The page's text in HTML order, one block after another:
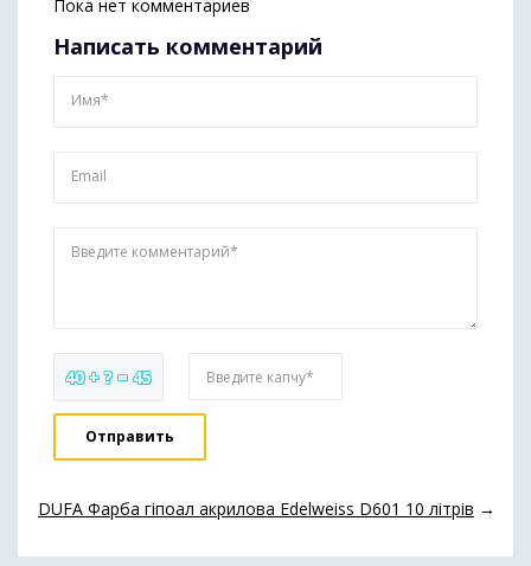
Пока нет комментариев
Написать комментарий
Имя*
Email
Введите комментарий*
40 + ? = 45 Введите капчу*
DUFA Фарба гіпоал акрилова Edelweiss D601 10 літрів →